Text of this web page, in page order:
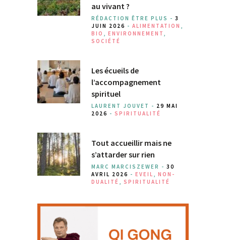
au vivant ?
RÉDACTION ÊTRE PLUS - 3
JUIN 2026 - ALIMENTATION
BIO
ENVIRONNEMENT
SOCIÉTÉ
Les écueils de
l’accompagnement
spirituel
LAURENT JOUVET - 29 MAI
2026 - SPIRITUALITÉ
Tout accueillir mais ne
s’attarder sur rien
MARC MARCISZEWER - 30
AVRIL 2026 - EVEIL
NON-
DUALITÉ
SPIRITUALITÉ